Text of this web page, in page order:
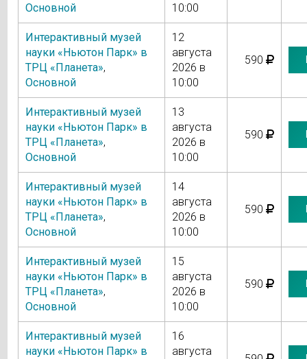
Основной
10:00
Интерактивный музей
науки «Ньютон Парк» в
ТРЦ «Планета»,
Основной
12
августа
2026 в
10:00
590
Интерактивный музей
науки «Ньютон Парк» в
ТРЦ «Планета»,
Основной
13
августа
2026 в
10:00
590
Интерактивный музей
науки «Ньютон Парк» в
ТРЦ «Планета»,
Основной
14
августа
2026 в
10:00
590
Интерактивный музей
науки «Ньютон Парк» в
ТРЦ «Планета»,
Основной
15
августа
2026 в
10:00
590
Интерактивный музей
науки «Ньютон Парк» в
16
августа